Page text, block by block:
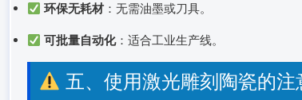
环保无耗材：无需油墨或刀具。
可批量自动化：适合工业生产线。
五、使用激光雕刻陶瓷的注